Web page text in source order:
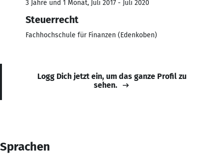
3 Jahre und 1 Monat, Juli 2017 - Juli 2020
Steuerrecht
Fachhochschule für Finanzen (Edenkoben)
Logg Dich jetzt ein, um das ganze Profil zu
sehen.
Sprachen